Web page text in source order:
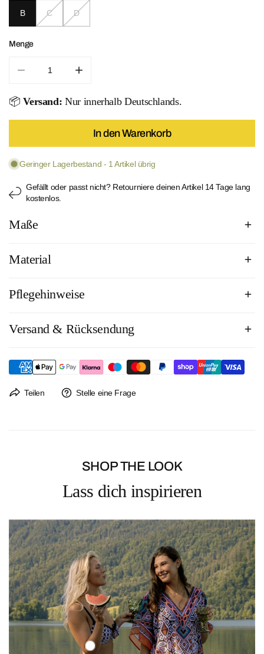
B C D
Menge
📦Versand: Nur innerhalb Deutschlands.
In den Warenkorb
Geringer Lagerbestand - 1 Artikel übrig
Gefällt oder passt nicht? Retourniere deinen Artikel 14 Tage lang
kostenlos.
Maße
Material
Material: Polyamid,Oberstoff 80% Polyamid/20% Elastan
Füllmaterial: nein
Pflegehinweise
Handwäsche
Nicht bügeln
Versand & Rücksendung
Versandkosten innerhalb Deutschlands: 4,95€, ab 50€
versandkostenfrei.
Der Rückversand ist immer kostenlos. Ein Rücksendeetikett liegt jeder
Teilen Stelle eine Frage
SHOP THE LOOK
Lass dich inspirieren